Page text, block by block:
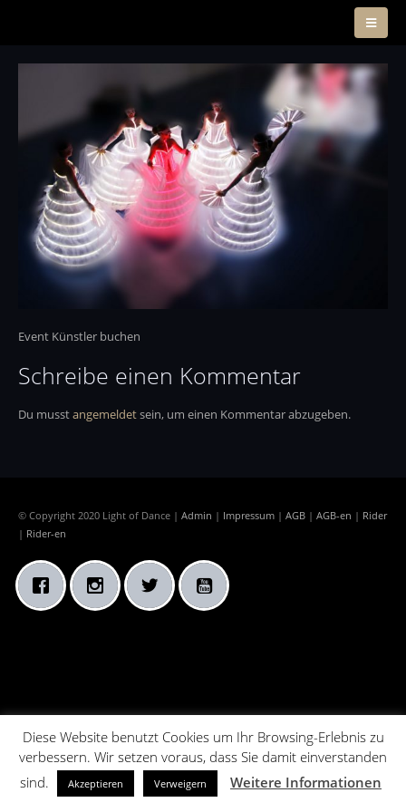
Event Künstler buchen
Schreibe einen Kommentar
Du musstangemeldetsein, um einen Kommentar abzugeben.
© Copyright 2020 Light of Dance | Admin | Impressum | AGB | AGB-en | Rider
| Rider-en
Diese Website benutzt Cookies um Ihr Browsing-Erlebnis zu
verbessern. Wir setzen voraus, dass Sie damit einverstanden
sind.
Akzeptieren Verweigern Weitere Informationen